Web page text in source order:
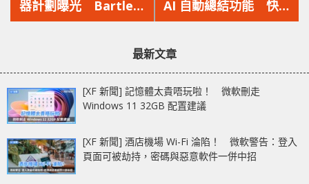
文
器計劃曝光 Bartlett
Lake 與 Wildcat Lake
篇
文
AI 自動總結功能 快速
掌握長電子郵件關鍵內
最新文章
[XF 新聞] 記憶體太貴唔玩啦！ 微軟刪走
Windows 11 32GB 配置建議
[XF 新聞] 酒店機場 Wi-Fi 淪陷！ 微軟警告：登入
頁面可被劫持，密碼與惡意軟件一併中招